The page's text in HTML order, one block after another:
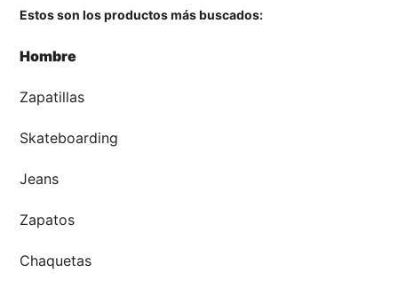
Tiendas
Estos son los productos más buscados:
Hombre
Zapatillas
Skateboarding
Jeans
Zapatos
Chaquetas